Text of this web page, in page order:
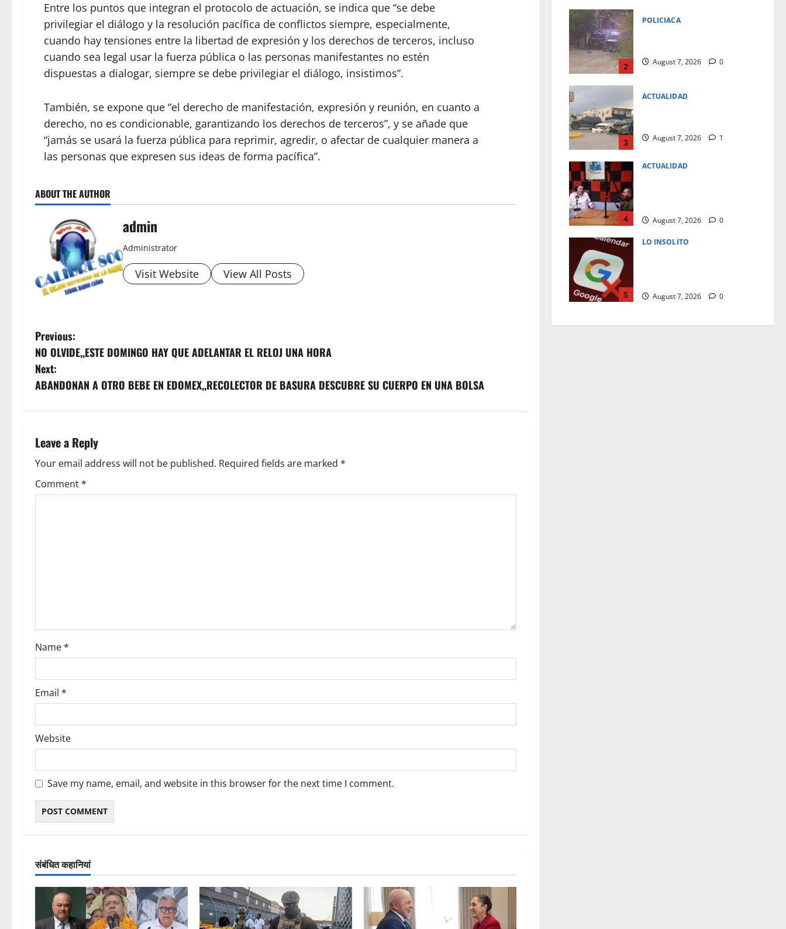
Entre los puntos que integran el protocolo de actuación, se indica que “se debe
privilegiar el diálogo y la resolución pacífica de conflictos siempre, especialmente,
cuando hay tensiones entre la libertad de expresión y los derechos de terceros, incluso
cuando sea legal usar la fuerza pública o las personas manifestantes no estén
dispuestas a dialogar, siempre se debe privilegiar el diálogo, insistimos”.
También, se expone que “el derecho de manifestación, expresión y reunión, en cuanto a
derecho, no es condicionable, garantizando los derechos de terceros”, y se añade que
“jamás se usará la fuerza pública para reprimir, agredir, o afectar de cualquier manera a
las personas que expresen sus ideas de forma pacífica”.
ABOUT THE AUTHOR
admin
Administrator
Visit Website View All Posts
P
o
s
n
a
v
o
n
Previous:
NO OLVIDE,,ESTE DOMINGO HAY QUE ADELANTAR EL RELOJ UNA HORA
Next:
ABANDONAN A OTRO BEBE EN EDOMEX,,RECOLECTOR DE BASURA DESCUBRE SU CUERPO EN UNA BOLSA
Leave a Reply
Your email address will not be published. Required fields are marked *
Comment*
Name*
Email *
Website
Save my name, email, and website in this browser for the next time I comment.
संबंधित कहानियां
2
POLICIACA
August 7, 2026 0
3
ACTUALIDAD
August 7, 2026 1
4
ACTUALIDAD
August 7, 2026 0
5
LO INSOLITO
August 7, 2026 0